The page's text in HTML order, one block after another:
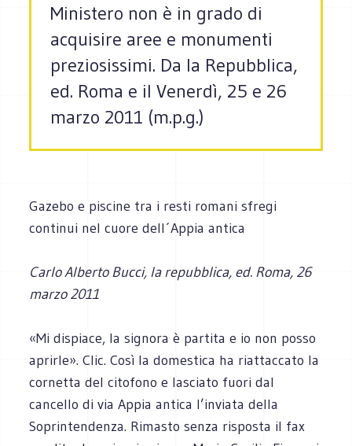
Ministero non è in grado di
acquisire aree e monumenti
preziosissimi. Da la Repubblica,
ed. Roma e il Venerdì, 25 e 26
marzo 2011 (m.p.g.)
Gazebo e piscine tra i resti romani sfregi
continui nel cuore dell´Appia antica
Carlo Alberto Bucci, la repubblica, ed. Roma, 26
marzo 2011
«Mi dispiace, la signora è partita e io non posso
aprirle». Clic. Così la domestica ha riattaccato la
cornetta del citofono e lasciato fuori dal
cancello di via Appia antica l’inviata della
Soprintendenza. Rimasto senza risposta il fax